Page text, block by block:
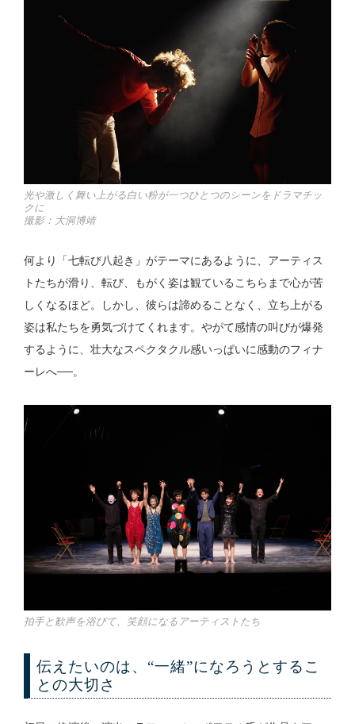
光や激しく舞い上がる白い粉が一つひとつのシーンをドラマチッ
クに
撮影：大洞博靖
何より「七転び八起き」がテーマにあるように、アーティス
トたちが滑り、転び、もがく姿は観ているこちらまで心が苦
しくなるほど。しかし、彼らは諦めることなく、立ち上がる
姿は私たちを勇気づけてくれます。やがて感情の叫びが爆発
するように、壮大なスペクタクル感いっぱいに感動のフィナ
ーレへ──。
拍手と歓声を浴びて、笑顔になるアーティストたち
伝えたいのは、“一緒”になろうとするこ
との大切さ